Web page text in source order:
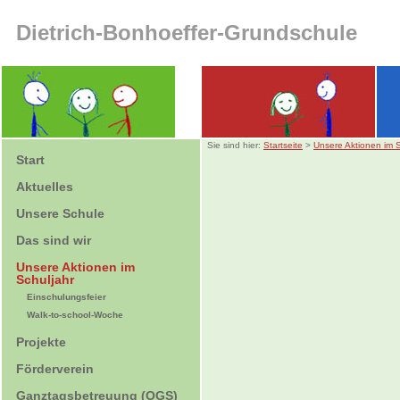
Dietrich-Bonhoeffer-Grundschule
Start
Aktuelles
Unsere Schule
Das sind wir
Unsere Aktionen im
Schuljahr
Einschulungsfeier
Walk-to-school-Woche
Projekte
Förderverein
Ganztagsbetreuung (OGS)
Sie sind hier: Startseite > Unsere Aktionen im